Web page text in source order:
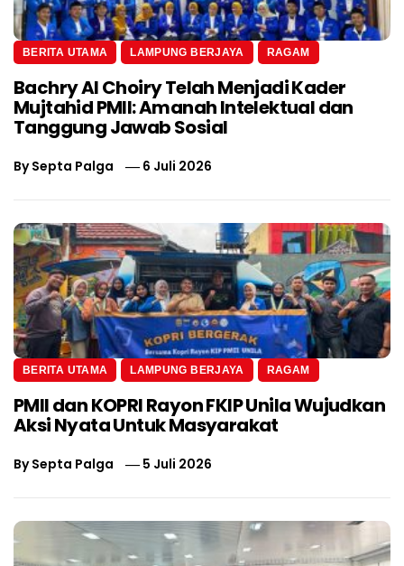
BERITA UTAMA LAMPUNG BERJAYA RAGAM
Bachry Al Choiry Telah Menjadi Kader
Mujtahid PMII: Amanah Intelektual dan
Tanggung Jawab Sosial
BySepta Palga 6 Juli 2026
BERITA UTAMA LAMPUNG BERJAYA RAGAM
PMII dan KOPRI Rayon FKIP Unila Wujudkan
Aksi Nyata Untuk Masyarakat
BySepta Palga 5 Juli 2026